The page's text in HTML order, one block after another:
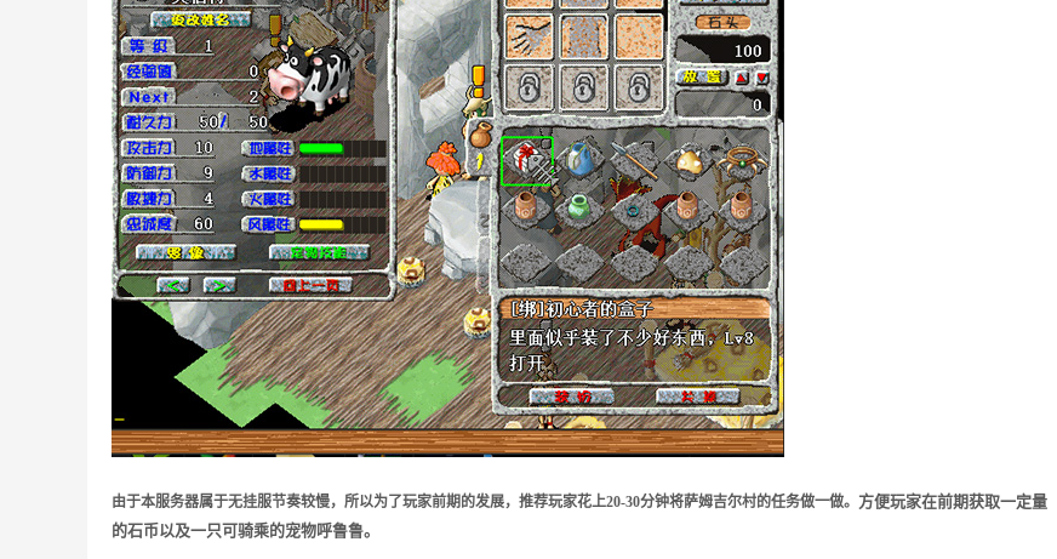
由于本服务器属于无挂服节奏较慢，所以为了玩家前期的发展，推荐玩家花上20-30分钟将萨姆吉尔村的任务做一做。 方便玩家在前期获取一定量
的石币以及一只可骑乘的宠物呼鲁鲁。